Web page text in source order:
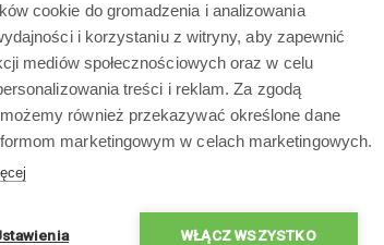
karabinkowi i uchwytowi ze stali
uchwyt z tyłu kontrolera i zwolnić zatrzask
Zawartość
cookie do gromadzenia i analizowania
i korzystaniu z witryny, aby zapewnić
mediów społecznościowych oraz w celu
treści i reklam. Za zgodą
również przekazywać określone dane
marketingowym w celach marketingowych.
WŁĄCZ WSZYSTKO